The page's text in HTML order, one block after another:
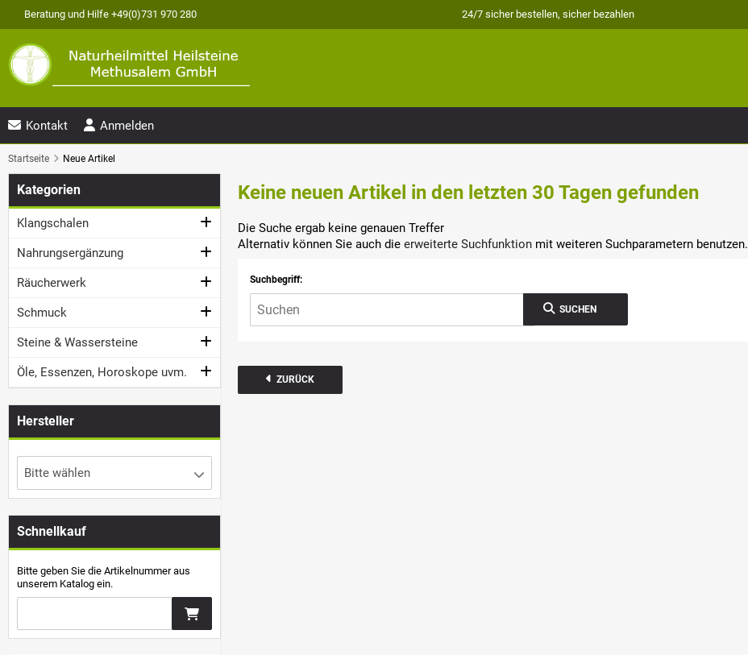
Beratung und Hilfe +49(0)731 970 280 24/7 sicher bestellen, sicher bezahlen
Kontakt Anmelden
Startseite Neue Artikel
Keine neuen Artikel in den letzten 30 Tagen gefunden
Die Suche ergab keine genauen Treffer
Alternativ können Sie auch die erweiterte Suchfunktion mit weiteren Suchparametern benutzen.
Suchbegriff:
SUCHEN
ZURÜCK
Kategorien
Klangschalen
Nahrungsergänzung
Räucherwerk
Schmuck
Steine & Wassersteine
Öle, Essenzen, Horoskope uvm.
Hersteller
Bitte wählen
Schnellkauf
Bitte geben Sie die Artikelnummer aus
unserem Katalog ein.